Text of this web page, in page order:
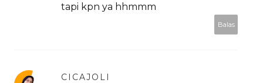
tapi kpn ya hhmmm
Balas
CICAJOLI